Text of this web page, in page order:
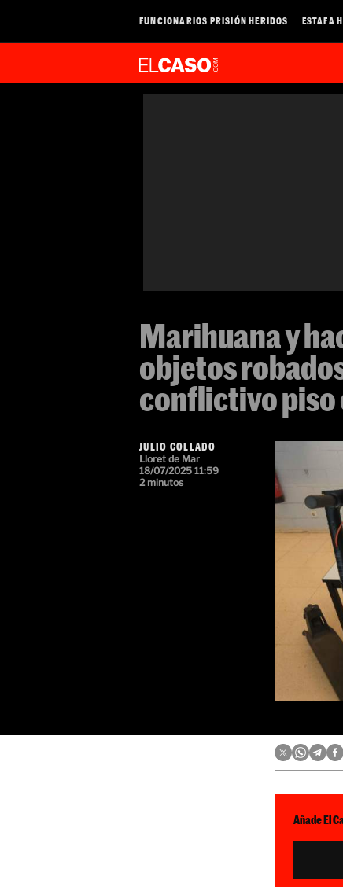
FUNCIONARIOS PRISIÓN HERIDOS ESTAFA
Marihuana y
objetos
conflictivo piso
JULIO COLLADO
Lloret de Mar
18/07/2025 11:59
2 minutos
Añade El